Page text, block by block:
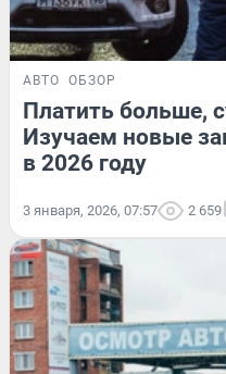
АВТО ОБЗОР
Платить больше,
Изучаем новые
в 2026 году
3 января, 2026, 07:57 2 659